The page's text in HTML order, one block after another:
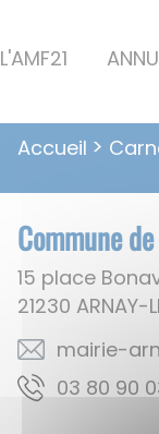
L'AMF21
Accueil
Commune
15 place
21230 ARNAY-
44 30 09